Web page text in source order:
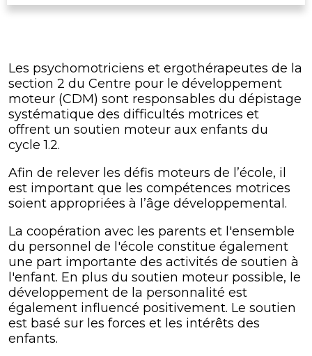
Les psychomotriciens et ergothérapeutes de la
section 2 du Centre pour le développement
moteur (CDM) sont responsables du dépistage
systématique des difficultés motrices et
offrent un soutien moteur aux enfants du
cycle 1.2.
Afin de relever les défis moteurs de l’école, il
est important que les compétences motrices
soient appropriées à l’âge développemental.
La coopération avec les parents et l'ensemble
du personnel de l'école constitue également
une part importante des activités de soutien à
l'enfant. En plus du soutien moteur possible, le
développement de la personnalité est
également influencé positivement. Le soutien
est basé sur les forces et les intérêts des
enfants.